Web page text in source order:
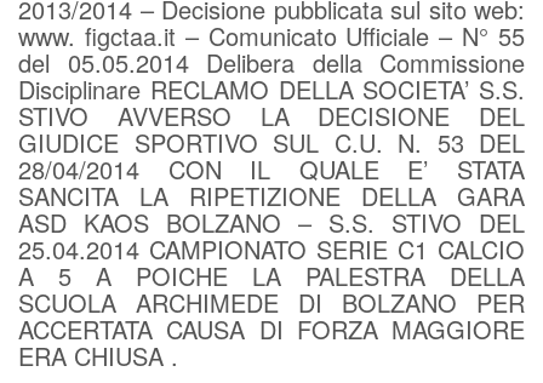
2013/2014 – Decisione pubblicata sul sito web:
www. figctaa.it – Comunicato Ufficiale – N° 55
del 05.05.2014 Delibera della Commissione
Disciplinare RECLAMO DELLA SOCIETA’ S.S.
STIVO AVVERSO LA DECISIONE DEL
GIUDICE SPORTIVO SUL C.U. N. 53 DEL
28/04/2014 CON IL QUALE E’ STATA
SANCITA LA RIPETIZIONE DELLA GARA
ASD KAOS BOLZANO – S.S. STIVO DEL
25.04.2014 CAMPIONATO SERIE C1 CALCIO
A 5 A POICHE LA PALESTRA DELLA
SCUOLA ARCHIMEDE DI BOLZANO PER
ACCERTATA CAUSA DI FORZA MAGGIORE
ERA CHIUSA .